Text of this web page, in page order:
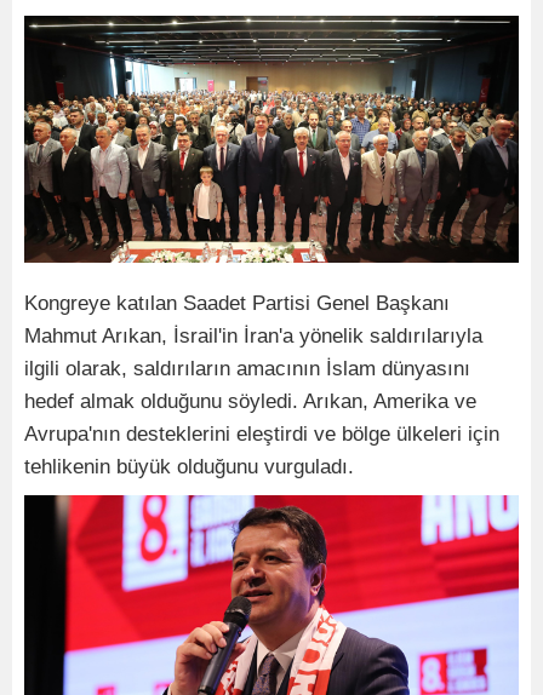
Kongreye katılan Saadet Partisi Genel Başkanı
Mahmut Arıkan, İsrail'in İran'a yönelik saldırılarıyla
ilgili olarak, saldırıların amacının İslam dünyasını
hedef almak olduğunu söyledi. Arıkan, Amerika ve
Avrupa'nın desteklerini eleştirdi ve bölge ülkeleri için
tehlikenin büyük olduğunu vurguladı.